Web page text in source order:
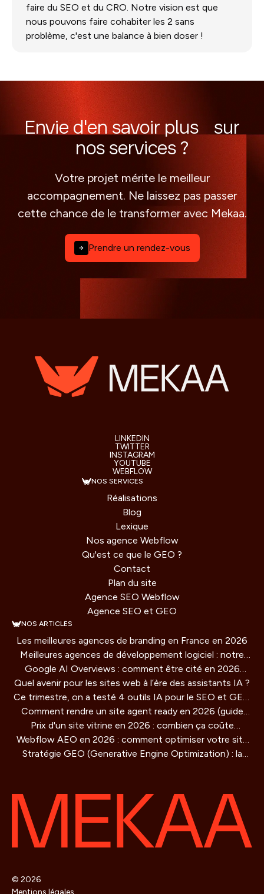
faire du SEO et du CRO. Notre vision est que
nous pouvons faire cohabiter les 2 sans
problème, c'est une balance à bien doser !
Envie d'en savoir plus sur
nos services ?
Votre projet mérite le meilleur
accompagnement. Ne laissez pas passer
cette chance de le transformer avec Mekaa.
Prendre un rendez-vous
LINKEDIN
TWITTER
INSTAGRAM
YOUTUBE
WEBFLOW
NOS SERVICES
Réalisations
Blog
Lexique
Nos agence Webflow
Qu'est ce que le GEO ?
Contact
Plan du site
Agence SEO Webflow
Agence SEO et GEO
NOS ARTICLES
Les meilleures agences de branding en France en 2026
Meilleures agences de développement logiciel : notre
comparatif 2026
Google AI Overviews : comment être cité en 2026
(guide concret)
Quel avenir pour les sites web à l’ère des assistants IA ?
Ce trimestre, on a testé 4 outils IA pour le SEO et GEO
: verdict honnête
Comment rendre un site agent ready en 2026 (guide
technique)
Prix d'un site vitrine en 2026 : combien ça coûte
vraiment ?
Webflow AEO en 2026 : comment optimiser votre site
pour être cité par les moteurs IA
Stratégie GEO (Generative Engine Optimization) : la
Mentions légales
© 2026